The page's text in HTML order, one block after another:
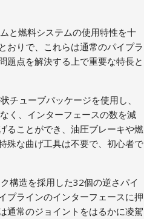
と燃料システムの使用特性を十
おりで、これらは通常のパイプラ
題点を解決する上で重要な特長と
チューブパッケージを使用し、
く、インターフェースの数を減
ることができ、油圧ブレーキや燃
殊な曲げ工具は不要で、初心者で
構造を採用した32個の逆さパイ
プラインのインターフェースに押
通常のジョイントをはるかに凌駕